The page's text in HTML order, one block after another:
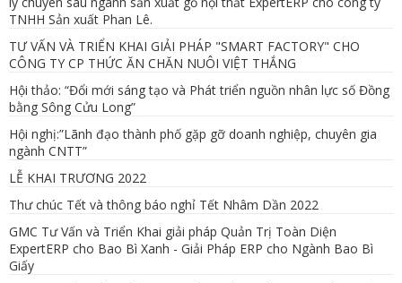
TNHH Sản xuất Phan Lê.
TƯ VẤN VÀ TRIỂN KHAI GIẢI PHÁP "SMART FACTORY" CHO
CÔNG TY CP THỨC ĂN CHĂN NUÔI VIỆT THẮNG
Hội thảo: “Đổi mới sáng tạo và Phát triển nguồn nhân lực số Đồng
bằng Sông Cửu Long”
Hội nghị:”Lãnh đạo thành phố gặp gỡ doanh nghiệp, chuyên gia
ngành CNTT”
LỄ KHAI TRƯƠNG 2022
Thư chúc Tết và thông báo nghỉ Tết Nhâm Dần 2022
GMC Tư Vấn và Triển Khai giải pháp Quản Trị Toàn Diện
ExpertERP cho Bao Bì Xanh - Giải Pháp ERP cho Ngành Bao Bì
Giấy